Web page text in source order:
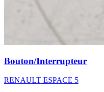
Bouton/Interrupteur
RENAULT ESPACE 5